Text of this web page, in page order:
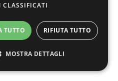
CLASSIFICATI
TUTTO RIFIUTA TUTTO
MOSTRA DETTAGLI